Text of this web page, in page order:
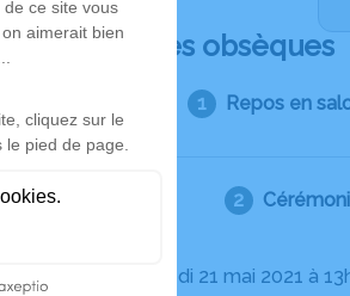
Déroulé des obsèques
Repos en
Le vendredi 21 mai 2021 à